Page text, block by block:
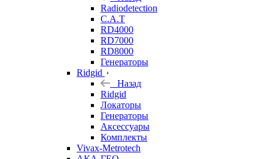
Radiodetection
C.A.T
RD4000
RD7000
RD8000
Генераторы
Ridgid
Назад
Ridgid
Локаторы
Генераторы
Аксессуары
Комплекты
Vivax-Metrotech